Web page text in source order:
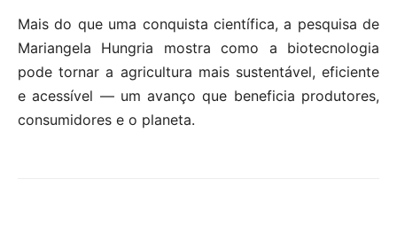
Mais do que uma conquista científica, a pesquisa de
Mariangela Hungria mostra como a biotecnologia
pode tornar a agricultura mais sustentável, eficiente
e acessível — um avanço que beneficia produtores,
consumidores e o planeta.